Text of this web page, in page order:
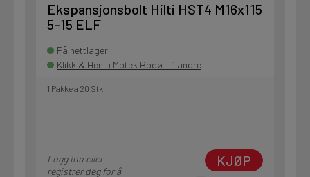
Ekspansjonsbolt Hilti HST4 M16x115
5-15 ELF
På nettlager
Klikk & Hent i Motek Bodø + 1 andre
1 Pakke a 20 Stk
Logg inn eller
registrer deg for å
KJØP